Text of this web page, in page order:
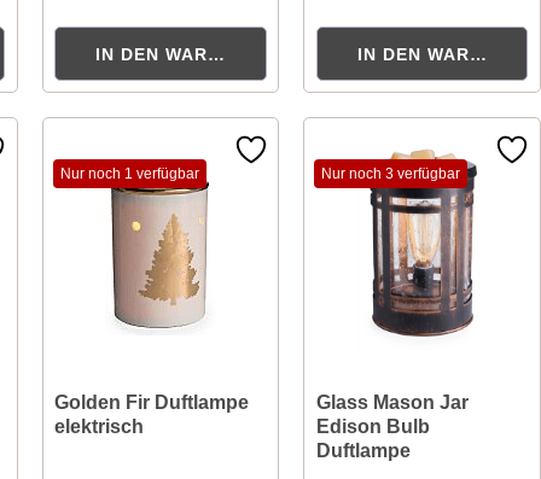
IN DEN WARENKORB IN DEN
Nur noch 1 verfügbar
Golden Fir Duftlampe
elektrisch
Nur noch 3 verfügbar
Glass Mason Jar
Edison Bulb
Duftlampe